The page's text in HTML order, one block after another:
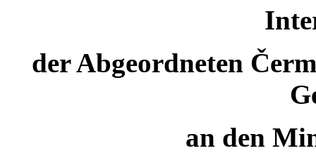
der Abgeordneten
an den